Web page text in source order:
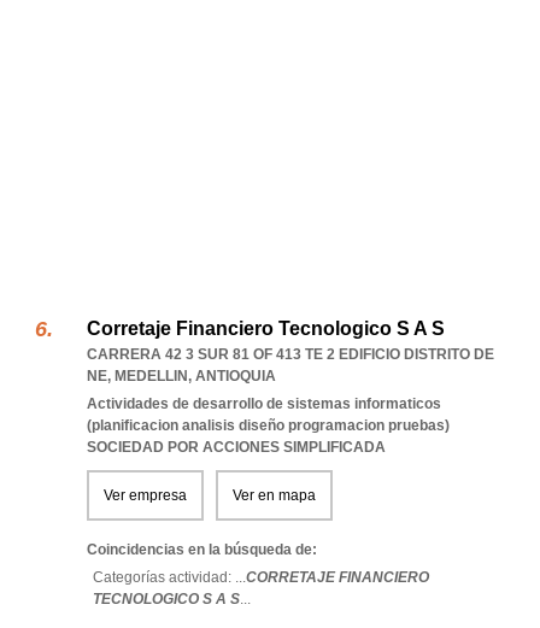
Corretaje Financiero Tecnologico S A S
CARRERA 42 3 SUR 81 OF 413 TE 2 EDIFICIO DISTRITO DE
NE, MEDELLIN, ANTIOQUIA
Actividades de desarrollo de sistemas informaticos
(planificacion analisis diseño programacion pruebas)
SOCIEDAD POR ACCIONES SIMPLIFICADA
Ver empresa Ver en mapa
Coincidencias en la búsqueda de:
Categorías actividad: ...CORRETAJE FINANCIERO
TECNOLOGICO S A S...